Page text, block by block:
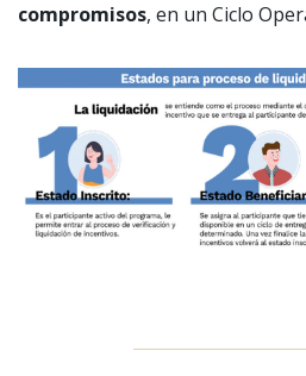
compromisos, en un Ciclo